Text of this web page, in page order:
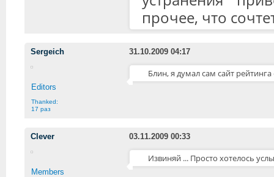
прочее, что
Sergeich 31.10.2009 04:17
Editors
Thanked:
17 раз
Блин, я думал сам сайт
Clever 03.11.2009 00:33
Members
Извиняй ... Просто хотелось